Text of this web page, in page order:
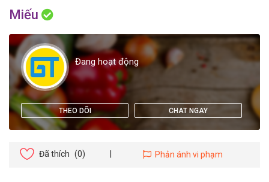
Miếu
Đang hoạt động
THEO DÕI CHAT NGAY
Đã thích (0) Phản ánh vi phạm